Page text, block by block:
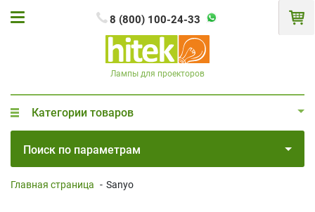
8 (800) 100-24-33
Лампы для проекторов
Категории товаров
Поиск по параметрам
Главная страница - Sanyo